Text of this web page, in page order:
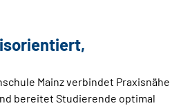
Mainz verbindet Praxisnähe
bereitet Studierende optimal